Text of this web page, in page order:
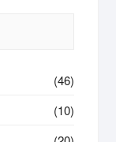
(46)
(10)